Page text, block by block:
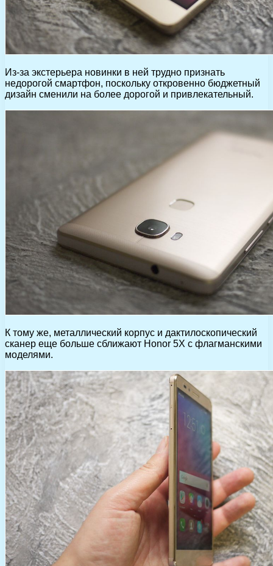
Из-за экстерьера новинки в ней трудно признать
недорогой смартфон, поскольку откровенно бюджетный
дизайн сменили на более дорогой и привлекательный.
К тому же, металлический корпус и дактилоскопический
сканер еще больше сближают Honor 5X с флагманскими
моделями.